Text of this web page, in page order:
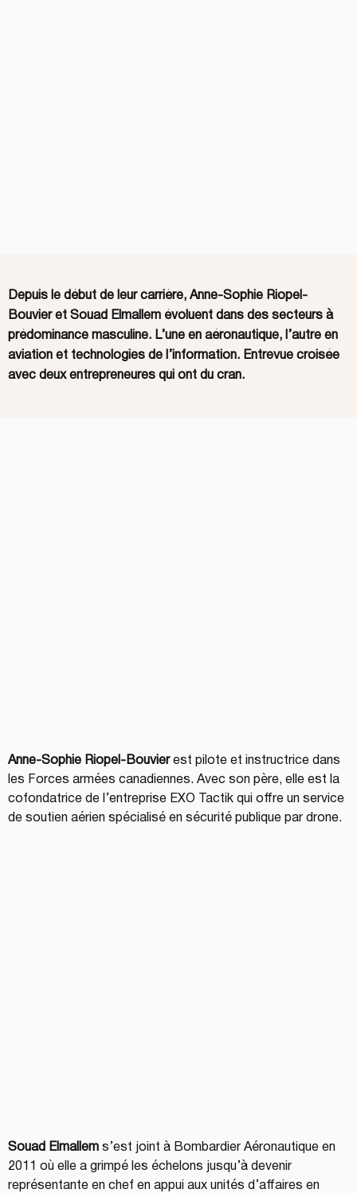
Anne-Sophie Riopel-Bouvier est pilote et instructrice dans
les Forces armées canadiennes. Avec son père, elle est la
cofondatrice de l’entreprise EXO Tactik qui offre un service
de soutien aérien spécialisé en sécurité publique par drone.
Souad Elmallem s’est joint à Bombardier Aéronautique en
2011 où elle a grimpé les échelons jusqu’à devenir
représentante en chef en appui aux unités d’affaires en
Depuis le début de leur carrière, Anne-Sophie Riopel-
Bouvier et Souad Elmallem évoluent dans des secteurs à
prédominance masculine. L’une en aéronautique, l’autre en
aviation et technologies de l’information. Entrevue croisée
avec deux entrepreneures qui ont du cran.